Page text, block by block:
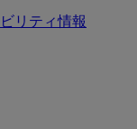
リティ情報